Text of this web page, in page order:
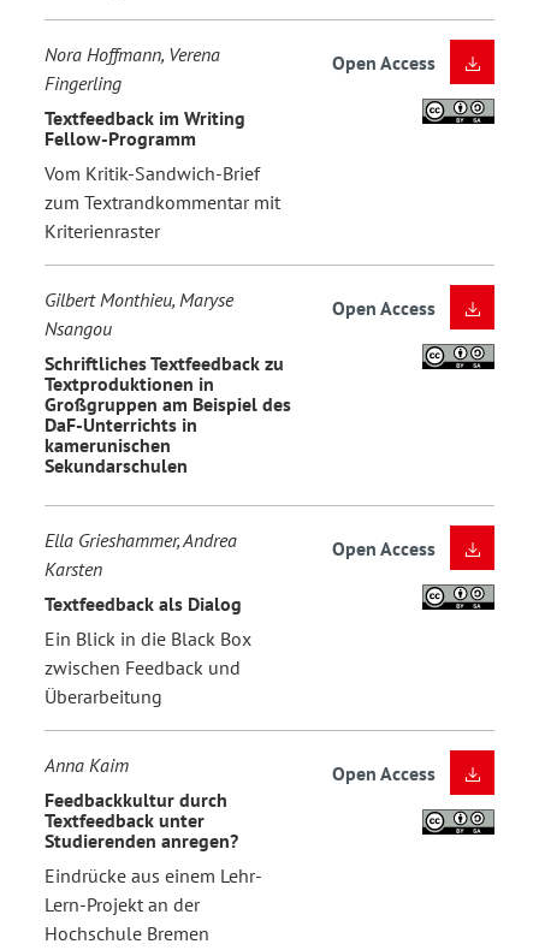
Nora Hoffmann, Verena
Fingerling
Textfeedback im Writing
Fellow-Programm
Vom Kritik-Sandwich-Brief
zum Textrandkommentar mit
Kriterienraster
Open Access
Gilbert Monthieu, Maryse
Nsangou
Schriftliches Textfeedback zu
Textproduktionen in
Großgruppen am Beispiel des
DaF-Unterrichts in
kamerunischen
Sekundarschulen
Open Access
Ella Grieshammer, Andrea
Karsten
Textfeedback als Dialog
Ein Blick in die Black Box
zwischen Feedback und
Überarbeitung
Open Access
Anna Kaim
Feedbackkultur durch
Textfeedback unter
Studierenden anregen?
Eindrücke aus einem Lehr-
Lern-Projekt an der
Hochschule Bremen
Open Access